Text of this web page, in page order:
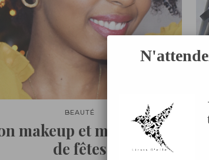
BEAUTÉ
makeup et ma coiffure
de fêtes